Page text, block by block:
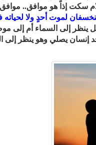
سكت إذاً هو موافق..
لموت أحدٍ ولا لحياته
ينظر إلى السماء أم إلى
إنسان يصلي وهو ينظر